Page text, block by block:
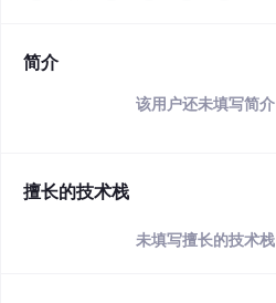
简介
该用户还未填写简介
擅长的技术栈
未填写擅长的技术栈